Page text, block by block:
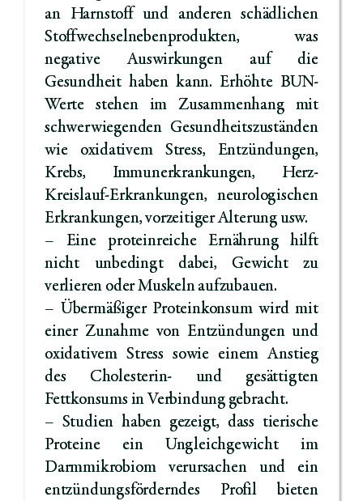
an Harnstoff und anderen schädlichen
Stoffwechselnebenprodukten, was
negative Auswirkungen auf die
Gesundheit haben kann. Erhöhte BUN-
Werte stehen im Zusammenhang mit
schwerwiegenden Gesundheitszuständen
wie oxidativem Stress, Entzündungen,
Krebs, Immunerkrankungen, Herz-
Kreislauf-Erkrankungen, neurologischen
Erkrankungen, vorzeitiger Alterung usw.
– Eine proteinreiche Ernährung hilft
nicht unbedingt dabei, Gewicht zu
verlieren oder Muskeln aufzubauen.
– Übermäßiger Proteinkonsum wird mit
einer Zunahme von Entzündungen und
oxidativem Stress sowie einem Anstieg
des Cholesterin- und gesättigten
Fettkonsums in Verbindung gebracht.
– Studien haben gezeigt, dass tierische
Proteine ​​ein Ungleichgewicht im
Darmmikrobiom verursachen und ein
entzündungsförderndes Profil bieten